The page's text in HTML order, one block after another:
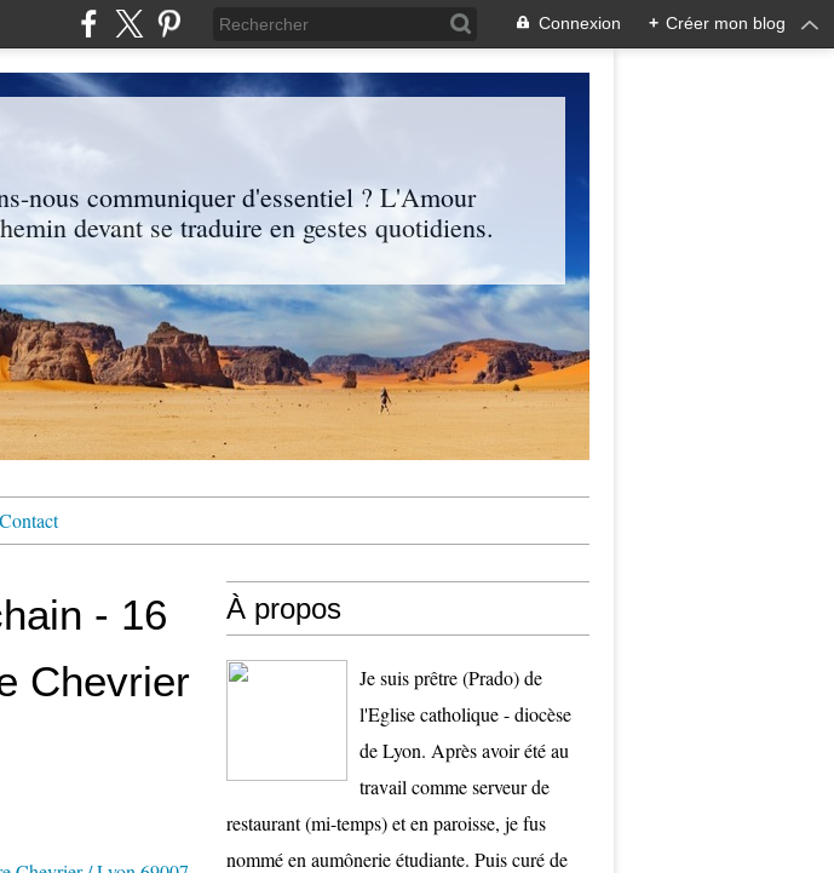
Connexion + Créer mon blog
nous communiquer d'essentiel ? L'Amour
devant se traduire en gestes quotidiens.
Contact
- 16
Chevrier
À propos
Je suis prêtre (Prado) de
l'Eglise catholique - diocèse
de Lyon. Après avoir été au
travail comme serveur de
restaurant (mi-temps) et en paroisse, je fus
nommé en aumônerie étudiante. Puis curé de